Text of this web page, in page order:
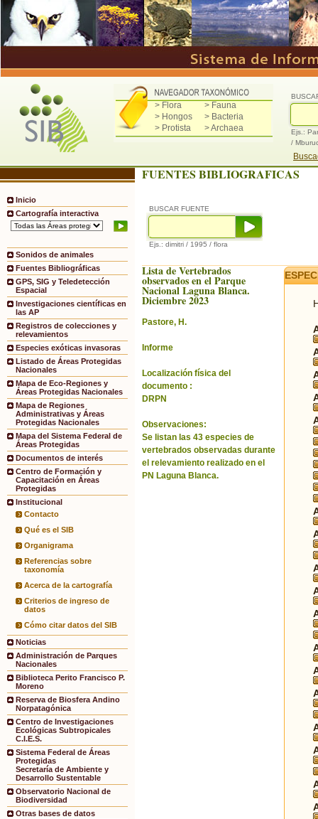
> Flora
> Fauna
> Hongos
> Bacteria
> Protista
> Archaea
Ejs.:
/
Inicio
Cartografía interactiva
Sonidos de animales
Fuentes Bibliográficas
GPS, SIG y Teledetección
Espacial
Investigaciones científicas en
las AP
Registros de colecciones y
relevamientos
Especies exóticas invasoras
Listado de Áreas Protegidas
Nacionales
Mapa de Eco-Regiones y
Áreas Protegidas Nacionales
Mapa de Regiones
Administrativas y Áreas
Protegidas Nacionales
Mapa del Sistema Federal de
Áreas Protegidas
Documentos de interés
Centro de Formación y
Capacitación en Áreas
Protegidas
Institucional
Contacto
Qué es el SIB
Organigrama
Referencias sobre
taxonomía
Acerca de la cartografía
Criterios de ingreso de
datos
Cómo citar datos del SIB
Noticias
Administración de Parques
Nacionales
Biblioteca Perito Francisco P.
Moreno
Reserva de Biosfera Andino
Norpatagónica
Centro de Investigaciones
Ecológicas Subtropicales
C.I.E.S.
Sistema Federal de Áreas
Protegidas
Secretaría de Ambiente y
Desarrollo Sustentable
Observatorio Nacional de
Biodiversidad
Otras bases de datos
FUENTES BIBLIOGRAFICAS
BUSCAR FUENTE
Ejs.: dimitri / 1995 / flora
Lista de Vertebrados
observados en el Parque
Nacional Laguna Blanca.
Diciembre 2023
Pastore, H.
Informe
Localización física del
documento :
DRPN
Observaciones:
Se listan las 43 especies de
vertebrados observadas durante
el relevamiento realizado en el
PN Laguna Blanca.